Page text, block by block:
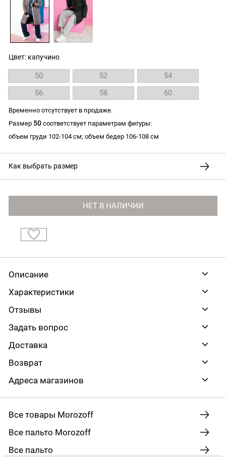
Цвет: капучино
50 52
54
56
58 60
Временно отсутствует в продаже.
Размер 50 соответствует параметрам фигуры:
объем груди 102-104 см; объем бедер 106-108 см
Как выбрать размер
НЕТ В НАЛИЧИИ
Описание
Характеристики
Отзывы
Задать вопрос
Доставка
Возврат
Адреса магазинов
Все товары Morozoff
Все пальто Morozoff
Все пальто